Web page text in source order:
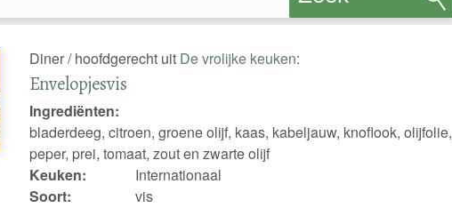
Diner / hoofdgerecht uit De vrolijke keuken:
Envelopjesvis
Ingrediënten:
bladerdeeg, citroen, groene olijf, kaas, kabeljauw, knoflook, olijfolie,
peper, prei, tomaat, zout en zwarte olijf
Keuken:
Internationaal
Soort:
vis